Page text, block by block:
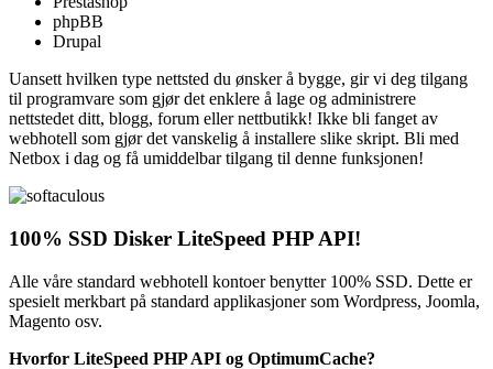
phpBB
Drupal
Uansett hvilken type nettsted du ønsker å bygge, gir vi deg tilgang
til programvare som gjør det enklere å lage og administrere
nettstedet ditt, blogg, forum eller nettbutikk! Ikke bli fanget av
webhotell som gjør det vanskelig å installere slike skript. Bli med
Netbox i dag og få umiddelbar tilgang til denne funksjonen!
100% SSD Disker LiteSpeed PHP API!
Alle våre standard webhotell kontoer benytter 100% SSD. Dette er
spesielt merkbart på standard applikasjoner som Wordpress, Joomla,
Magento osv.
Hvorfor LiteSpeed PHP API og OptimumCache?